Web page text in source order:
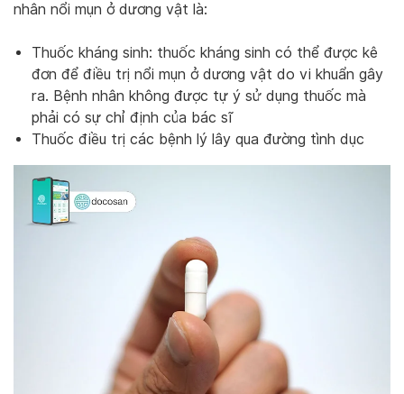
nhân nổi mụn ở dương vật là:
Thuốc kháng sinh: thuốc kháng sinh có thể được kê
đơn để điều trị nổi mụn ở dương vật do vi khuẩn gây
ra. Bệnh nhân không được tự ý sử dụng thuốc mà
phải có sự chỉ định của bác sĩ
Thuốc điều trị các bệnh lý lây qua đường tình dục